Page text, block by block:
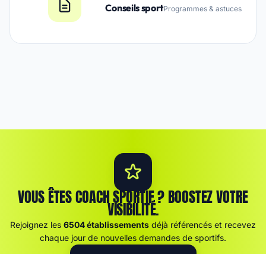
Conseils sportProgrammes & astuces
VOUS ÊTES COACH SPORTIF ? BOOSTEZ VOTRE
VISIBILITÉ.
Rejoignez les 6504 établissements déjà référencés et recevez
chaque jour de nouvelles demandes de sportifs.